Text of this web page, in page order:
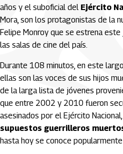
años y el suboficial del Ejército
Mora, son los protagonistas de la
Felipe Monroy que se estrena
las salas de cine del país.
Durante 108 minutos, en este
ellas son las voces de sus hijos
de la larga lista de jóvenes
que entre 2002 y 2010 fueron
asesinados por el Ejército
supuestos guerrilleros
hasta hoy se conoce popularmente